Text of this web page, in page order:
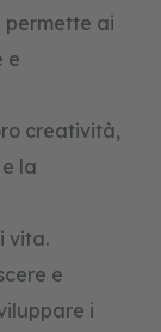
permette ai
e
creatività,
la
vita.
e
i